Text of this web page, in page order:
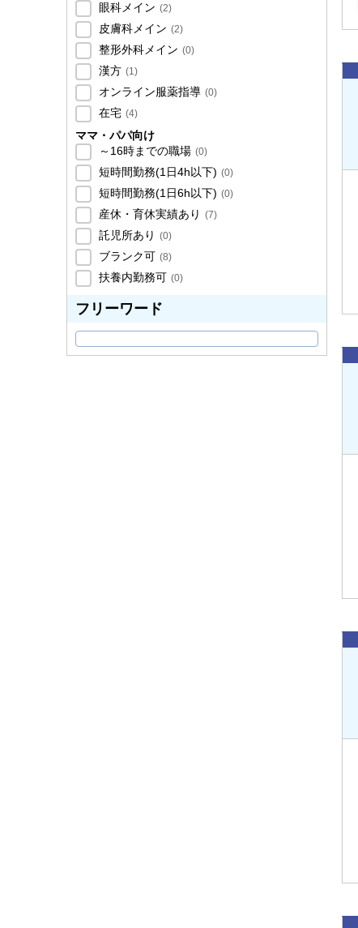
眼科メイン (2)
皮膚科メイン (2)
整形外科メイン (0)
漢方 (1)
オンライン服薬指導 (0)
在宅 (4)
ママ・パパ向け
～16時までの職場 (0)
短時間勤務(1日4h以下) (0)
短時間勤務(1日6h以下) (0)
産休・育休実績あり (7)
託児所あり (0)
ブランク可 (8)
扶養内勤務可 (0)
フリーワード